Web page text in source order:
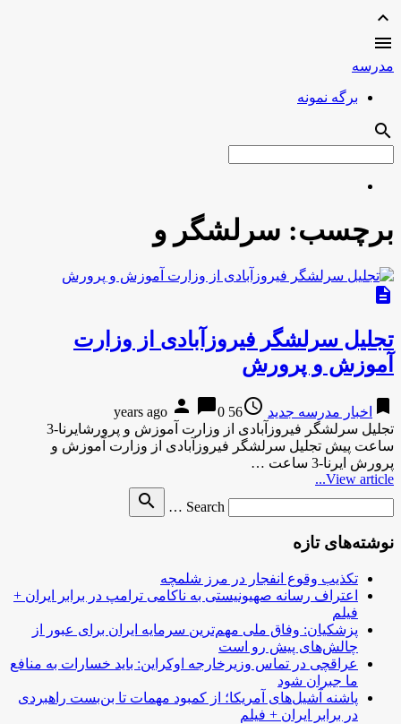
expand_less

مدرسه
برگه نمونه
search
برچسب: سرلشگر و
description
تجلیل سرلشگر فیروزآبادی از وزارت
آموزش و پرورش
bookmark اخبار مدرسه جدید access_time
56 years ago
person chat_bubble0
تجلیل سرلشگر فیروزآبادی از وزارت آموزش و پرورشایرنا-3
ساعت پیش تجلیل سرلشگر فیروزآبادی از وزارت آموزش و
پرورش ایرنا-3 ساعت …
View article...
Search …
search
نوشته‌های تازه
تکذیب وقوع انفجار در مرز شلمچه
اعتراف رسانه صهیونیستی به ناکامی ترامپ در برابر ایران +
فیلم
پزشکیان: وفاق ملی مهم‌ترین سرمایه ایران برای عبور از
چالش‌های پیش رو است
عراقچی در تماس وزیرخارجه اوکراین: باید خسارات به منافع
ما جبران شود
پاشنه آشیل‌های آمریکا؛ از کمبود مهمات تا بن‌بست راهبردی
در برابر ایران + فیلم